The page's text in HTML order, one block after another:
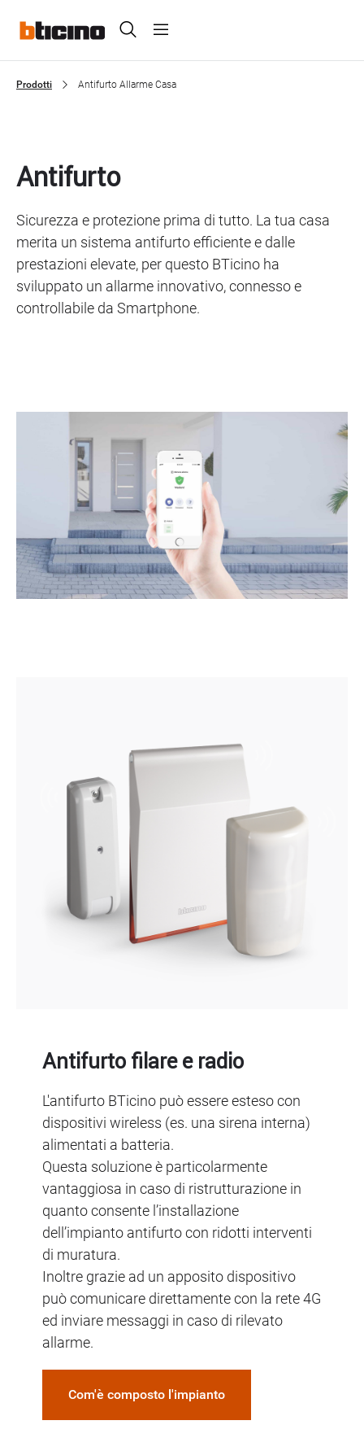
to
main
content
Header
Primary
menu
Prodotti Antifurto Allarme Casa
Antifurto
Sicurezza e protezione prima di tutto. La tua casa
merita un sistema antifurto efficiente e dalle
prestazioni elevate, per questo BTicino ha
sviluppato un allarme innovativo, connesso e
controllabile da Smartphone.
Antifurto filare e radio
L'antifurto BTicino può essere esteso con
dispositivi wireless (es. una sirena interna)
alimentati a batteria.
Questa soluzione è particolarmente
vantaggiosa in caso di ristrutturazione in
quanto consente l’installazione
dell’impianto antifurto con ridotti interventi
di muratura.
Inoltre grazie ad un apposito dispositivo
può comunicare direttamente con la rete 4G
ed inviare messaggi in caso di rilevato
allarme.
Com'è composto l'impianto